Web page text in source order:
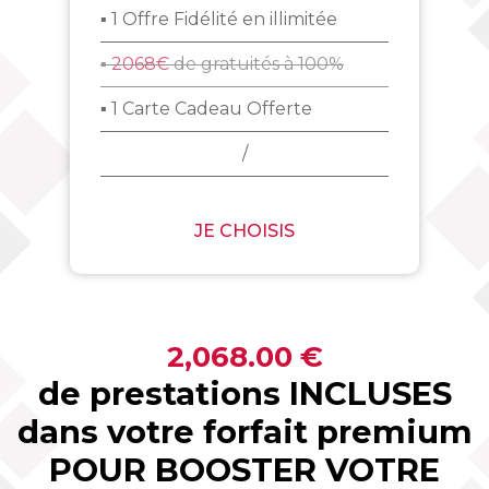
▪ 1 Offre Fidélité en illimitée
▪2068€de gratuités à 100%
▪ 1 Carte Cadeau Offerte
/
JE CHOISIS
2,068.00 €
de prestations INCLUSES
dans votre forfait premium
POUR BOOSTER VOTRE